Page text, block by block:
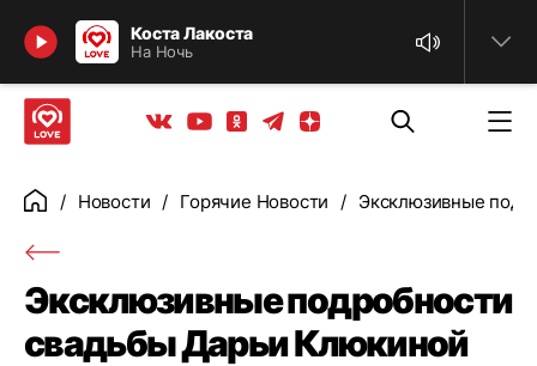
Коста Лакоста
На Ночь
Найти
Вконтакте
YoutubeОдноклассники
ТелеграмЯндекс дзен
ГлавнаяНовости Горячие Новости Эксклюзивные
Эксклюзивные подробности
свадьбы Дарьи Клюкиной